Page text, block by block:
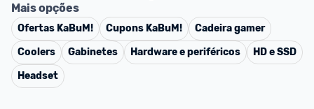
Mais opções
Ofertas KaBuM! Cupons KaBuM!
Cadeira gamer
Coolers
Gabinetes Hardware e periféricos
HD e SSD
Headset